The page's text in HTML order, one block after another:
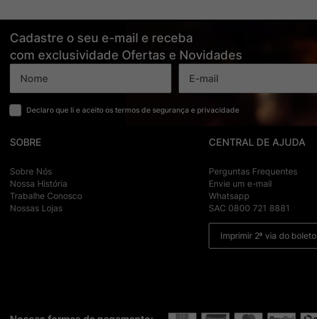
Cadastre o seu e-mail e receba
com exclusividade Ofertas e Novidades
Declaro que li e aceito os termos de segurança e privacidade
SOBRE
Sobre Nós
Nossa História
Trabalhe Conosco
Nossas Lojas
CENTRAL DE AJUDA
Perguntas Frequentes
Envie um e-mail
Whatsapp
SAC 0800 721 8881
Imprimir 2ª via do boleto